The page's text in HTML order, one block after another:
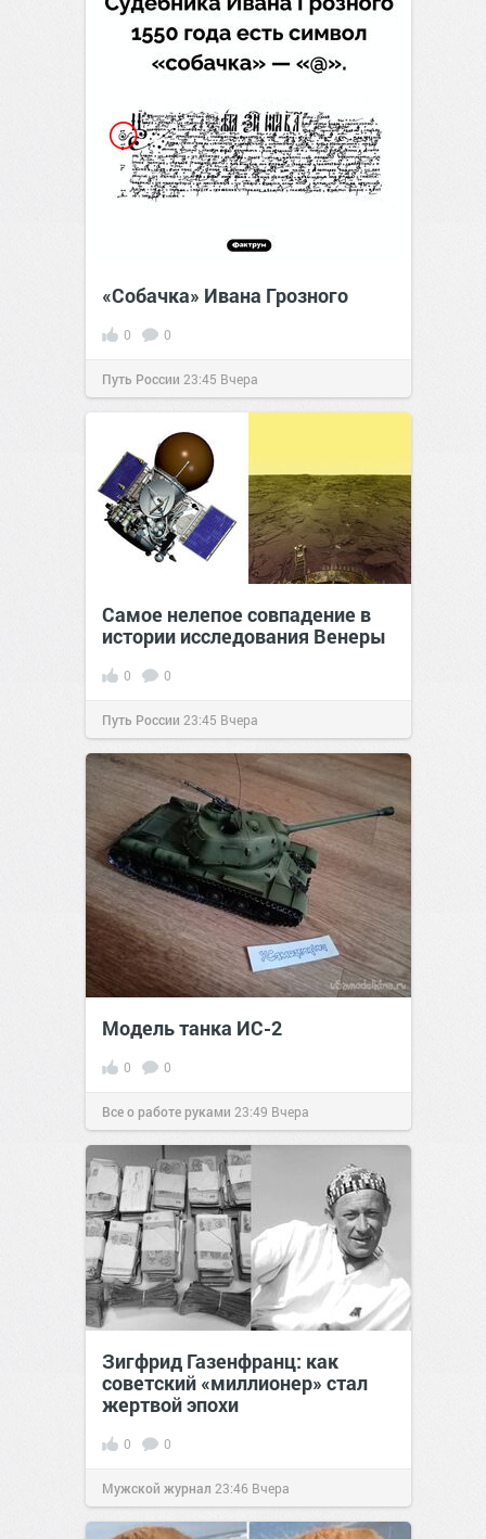
«Собачка» Ивана Грозного
0 0
Путь России 23:45 Вчера
Самое нелепое совпадение в
истории исследования Венеры
0 0
Путь России 23:45 Вчера
Модель танка ИС-2
0 0
Все о работе руками 23:49 Вчера
Зигфрид Газенфранц: как
советский «миллионер» стал
жертвой эпохи
0 0
Мужской журнал 23:46 Вчера